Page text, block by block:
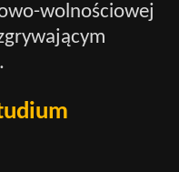
wolnościowej